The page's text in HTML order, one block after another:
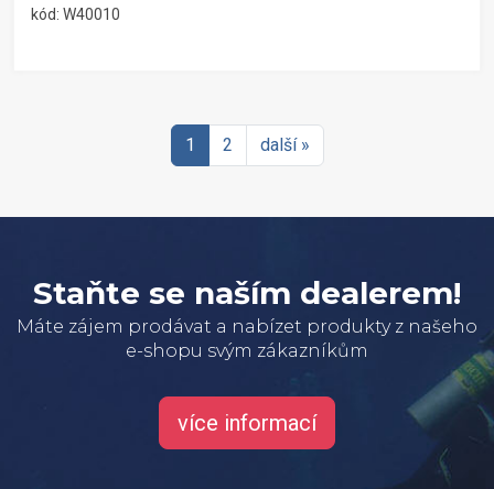
kód: W40010
1 2 další »
Staňte se naším dealerem!
Máte zájem prodávat a nabízet produkty z našeho
e-shopu svým zákazníkům
více informací